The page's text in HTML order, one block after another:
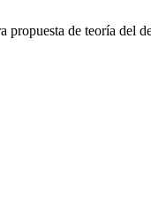
propuesta de teoría del